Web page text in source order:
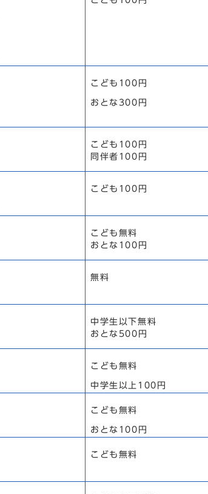
こども100円
おとな300円
こども100円
同伴者100円
こども100円
こども無料
おとな100円
無料
中学生以下無料
おとな500円
こども無料
中学生以上100円
こども無料
おとな100円
こども無料